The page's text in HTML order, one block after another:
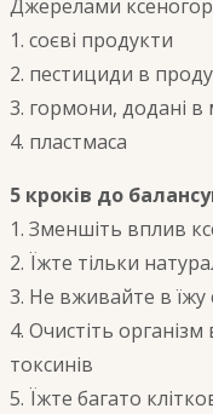
Джерелами
1. соєві продукти
2. пестициди в
3. гормони, додані в
4. пластмаса
5 кроків до
1. Зменшіть вплив
2. Їжте тільки
3. Не вживайте в їжу
4. Очистіть організм
токсинів
5. Їжте багато